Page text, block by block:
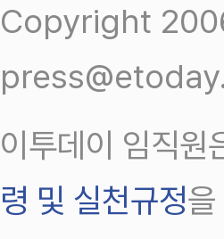
Copyright
이투데이 임직
령 및 실천규정